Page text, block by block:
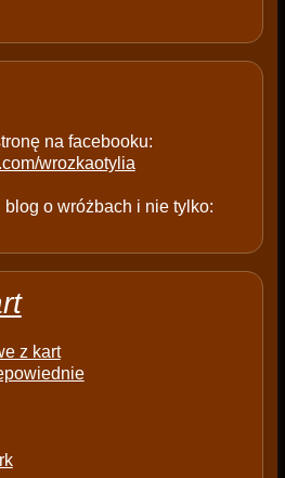
na facebooku:
wrozkaotylia
o wróżbach i nie tylko:
z kart